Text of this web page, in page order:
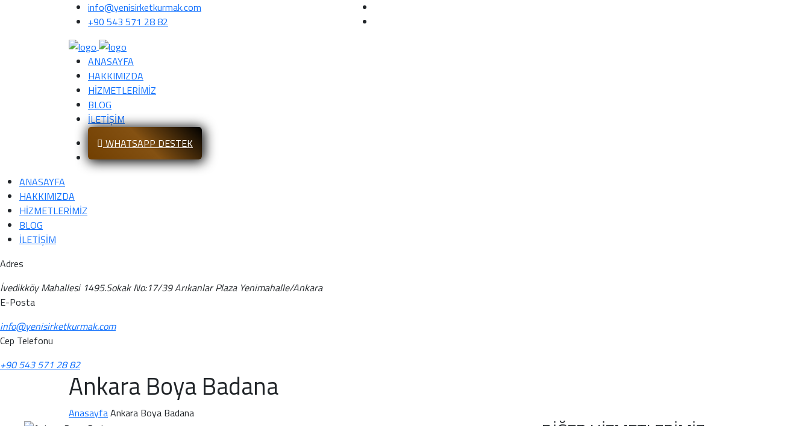
info@yenisirketkurmak.com
+90 543 571 28 82
ANASAYFA
HAKKIMIZDA
HİZMETLERİMİZ
BLOG
İLETİŞİM
WHATSAPP DESTEK
ANASAYFA
HAKKIMIZDA
HİZMETLERİMİZ
BLOG
İLETİŞİM
Adres
İvedikköy Mahallesi 1495.Sokak No:17/39 Arıkanlar Plaza Yenimahalle/Ankara
E-Posta
info@yenisirketkurmak.com
Cep Telefonu
+90 543 571 28 82
Ankara Boya Badana
AnasayfaAnkara Boya Badana